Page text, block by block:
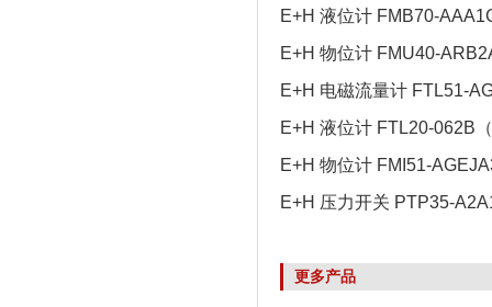
E+H 液位计 FMB70-
E+H 物位计 FMU40-
E+H 电磁流量计 FTL51-
E+H 液位计 FTL20-062B
E+H 物位计 FMI51-
E+H 压力开关 PTP35-
更多产品